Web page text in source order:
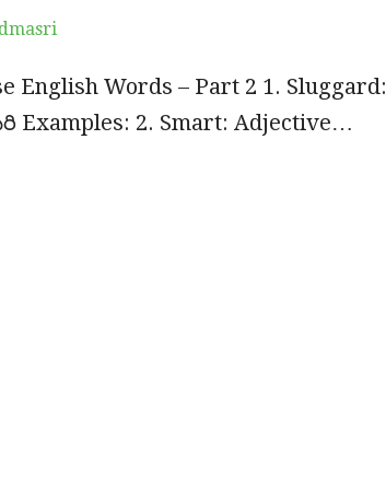
English Words – Part 2 1. Sluggard:
Examples: 2. Smart: Adjective…